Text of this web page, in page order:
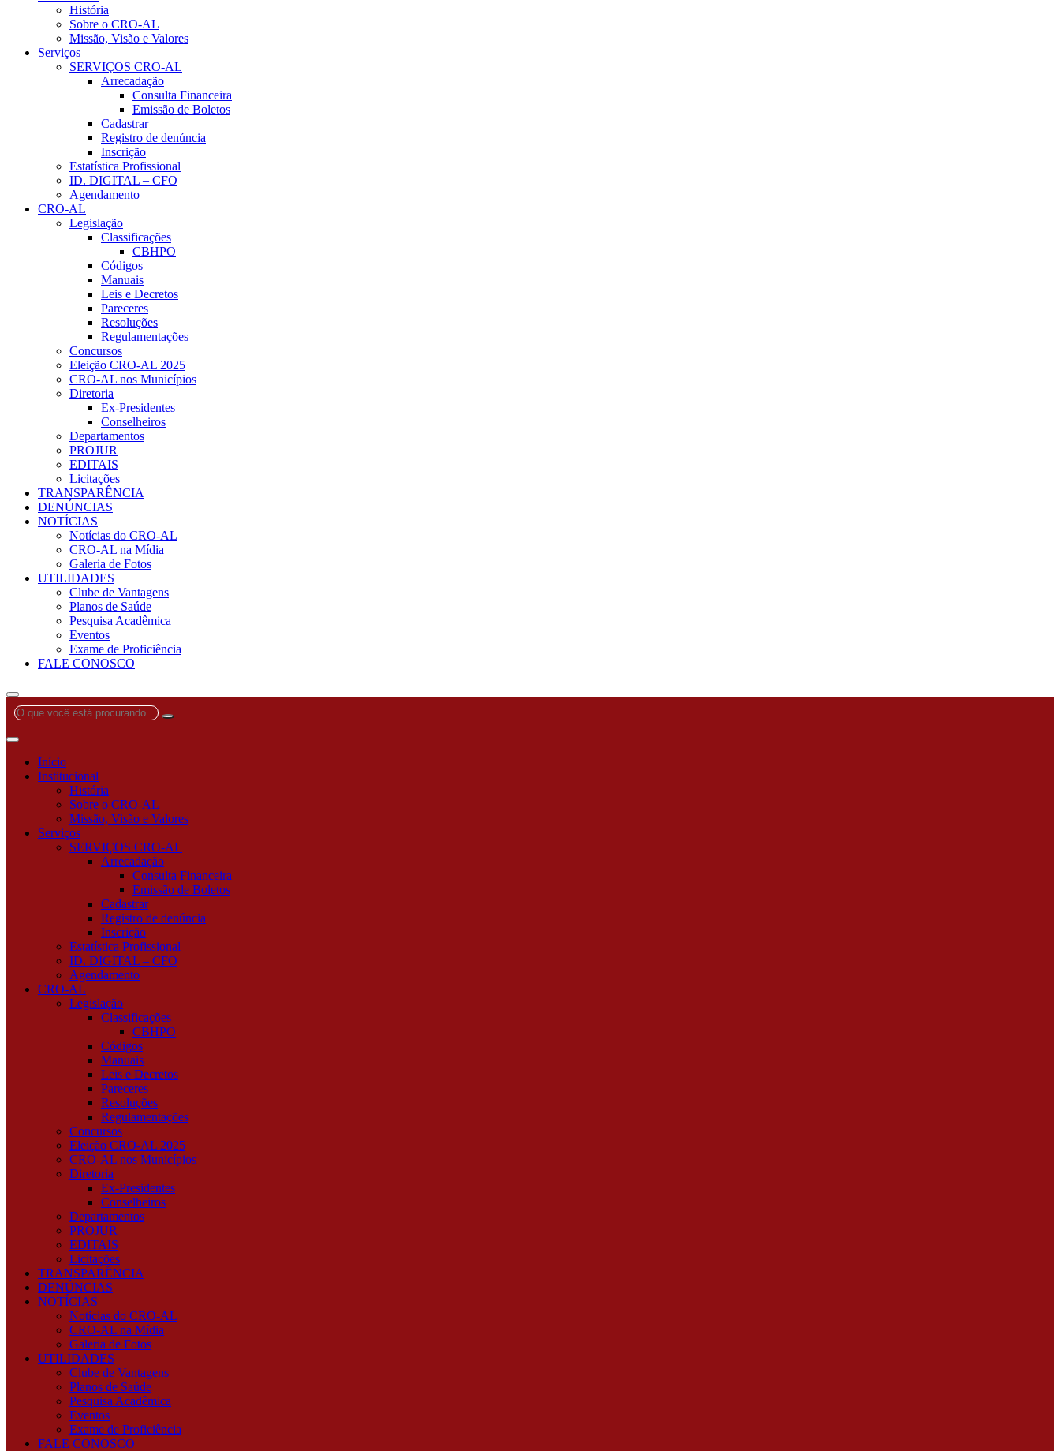
História
Sobre o CRO-AL
Missão, Visão e Valores
Serviços
SERVIÇOS CRO-AL
Arrecadação
Consulta Financeira
Emissão de Boletos
Cadastrar
Registro de denúncia
Inscrição
Estatística Profissional
ID. DIGITAL – CFO
Agendamento
CRO-AL
Legislação
Classificações
CBHPO
Códigos
Manuais
Leis e Decretos
Pareceres
Resoluções
Regulamentações
Concursos
Eleição CRO-AL 2025
CRO-AL nos Municípios
Diretoria
Ex-Presidentes
Conselheiros
Departamentos
PROJUR
EDITAIS
Licitações
TRANSPARÊNCIA
DENÚNCIAS
NOTÍCIAS
Notícias do CRO-AL
CRO-AL na Mídia
Galeria de Fotos
UTILIDADES
Clube de Vantagens
Planos de Saúde
Pesquisa Acadêmica
Eventos
Exame de Proficiência
FALE CONOSCO
O
você
procurando?
Início
Institucional
História
Sobre o CRO-AL
Missão, Visão e Valores
Serviços
SERVIÇOS CRO-AL
Arrecadação
Consulta Financeira
Emissão de Boletos
Cadastrar
Registro de denúncia
Inscrição
Estatística Profissional
ID. DIGITAL – CFO
Agendamento
CRO-AL
Legislação
Classificações
CBHPO
Códigos
Manuais
Leis e Decretos
Pareceres
Resoluções
Regulamentações
Concursos
Eleição CRO-AL 2025
CRO-AL nos Municípios
Diretoria
Ex-Presidentes
Conselheiros
Departamentos
PROJUR
EDITAIS
Licitações
TRANSPARÊNCIA
DENÚNCIAS
NOTÍCIAS
Notícias do CRO-AL
CRO-AL na Mídia
Galeria de Fotos
UTILIDADES
Clube de Vantagens
Planos de Saúde
Pesquisa Acadêmica
Eventos
Exame de Proficiência
FALE CONOSCO